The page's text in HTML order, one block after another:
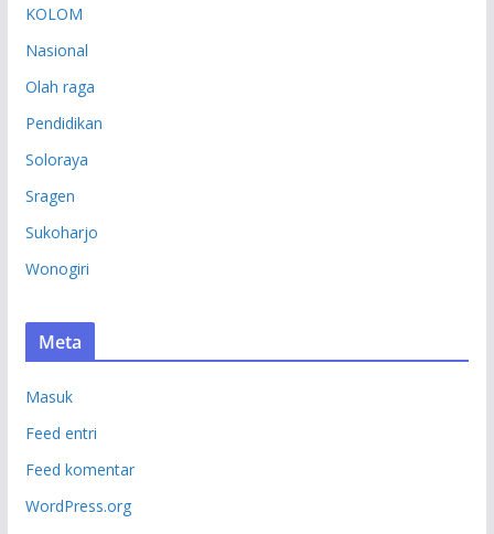
KOLOM
Nasional
Olah raga
Pendidikan
Soloraya
Sragen
Sukoharjo
Wonogiri
Meta
Masuk
Feed entri
Feed komentar
WordPress.org